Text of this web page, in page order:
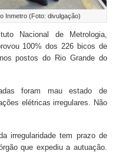
Inmetro (Foto: divulgação)
Nacional de Metrologia,
100% dos 226 bicos de
postos do Rio Grande do
foram mau estado de
elétricas irregulares. Não
irregularidade tem prazo de
que expediu a autuação.